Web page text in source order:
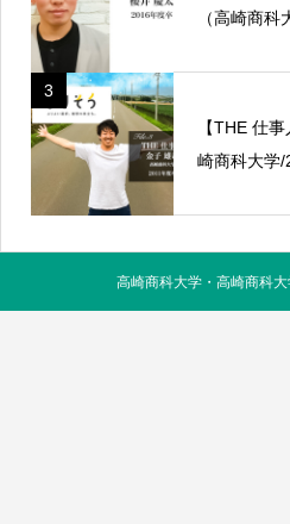
（高崎商科
3
【THE 仕
崎商科大学/
高崎商科大学・高崎商科